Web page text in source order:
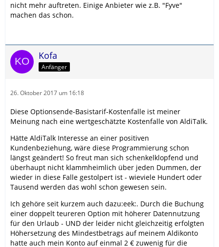
nicht mehr auftreten. Einige Anbieter wie z.B. "Fyve"
machen das schon.
Kofa
Anfänger
26. Oktober 2017 um 16:18
Diese Optionsende-Basistarif-Kostenfalle ist meiner
Meinung nach eine wertgeschätzte Kostenfalle von AldiTalk.
Hätte AldiTalk Interesse an einer positiven
Kundenbeziehung, wäre diese Programmierung schon
längst geändert! So freut man sich schenkelklopfend und
überhaupt nicht klammheimlich über jeden Dummen, der
wieder in diese Falle gestolpert ist - wieviele Hundert oder
Tausend werden das wohl schon gewesen sein.
Ich gehöre seit kurzem auch dazu:eek:. Durch die Buchung
einer doppelt teureren Option mit höherer Datennutzung
für den Urlaub - UND der leider nicht gleichzeitig erfolgten
Höhersetzung des Mindestbetrags auf meinem Aldikonto
hatte auch mein Konto auf einmal 2 € zuwenig für die